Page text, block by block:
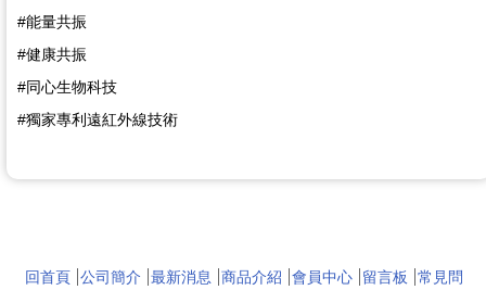
#能量共振
#健康共振
#同心生物科技
#獨家專利遠紅外線技術
回首頁 公司簡介 最新消息 商品介紹 會員中心 留言板
常見問